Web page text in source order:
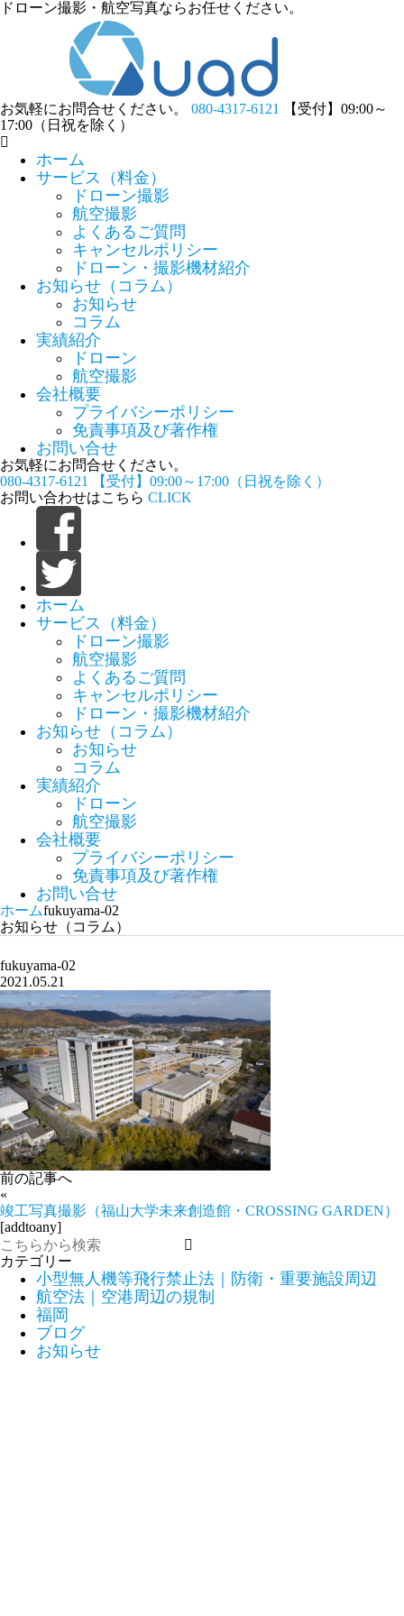
ドローン撮影・航空写真ならお任せください。
お気軽にお問合せください。 080-4317-6121
【受付】09:00～
17:00（日祝を除く）
ホーム
サービス（料金）
ドローン撮影
航空撮影
よくあるご質問
キャンセルポリシー
ドローン・撮影機材紹介
お知らせ（コラム）
お知らせ
コラム
実績紹介
ドローン
航空撮影
会社概要
プライバシーポリシー
免責事項及び著作権
お問い合せ
お気軽にお問合せください。
080-4317-6121
【受付】09:00～17:00（日祝を除く）
お問い合わせはこちら CLICK
ホーム
サービス（料金）
ドローン撮影
航空撮影
よくあるご質問
キャンセルポリシー
ドローン・撮影機材紹介
お知らせ（コラム）
お知らせ
コラム
実績紹介
ドローン
航空撮影
会社概要
プライバシーポリシー
免責事項及び著作権
お問い合せ
ホームfukuyama-02
お知らせ（コラム）
fukuyama-02
2021.05.21
前の記事へ
«
竣工写真撮影（福山大学未来創造館・CROSSING GARDEN）
[addtoany]
カテゴリー
小型無人機等飛行禁止法｜防衛・重要施設周辺
航空法｜空港周辺の規制
福岡
ブログ
お知らせ